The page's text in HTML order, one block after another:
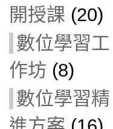
開授課 (20)
數位學習工
作坊 (8)
數位學習精